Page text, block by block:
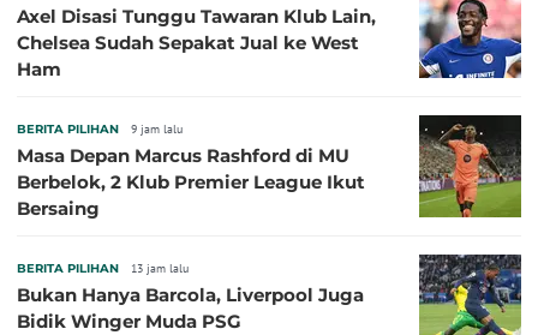
Axel Disasi Tunggu Tawaran Klub Lain,
Chelsea Sudah Sepakat Jual ke West
Ham
BERITA PILIHAN 9 jam lalu
Masa Depan Marcus Rashford di MU
Berbelok, 2 Klub Premier League Ikut
Bersaing
BERITA PILIHAN 13 jam lalu
Bukan Hanya Barcola, Liverpool Juga
Bidik Winger Muda PSG